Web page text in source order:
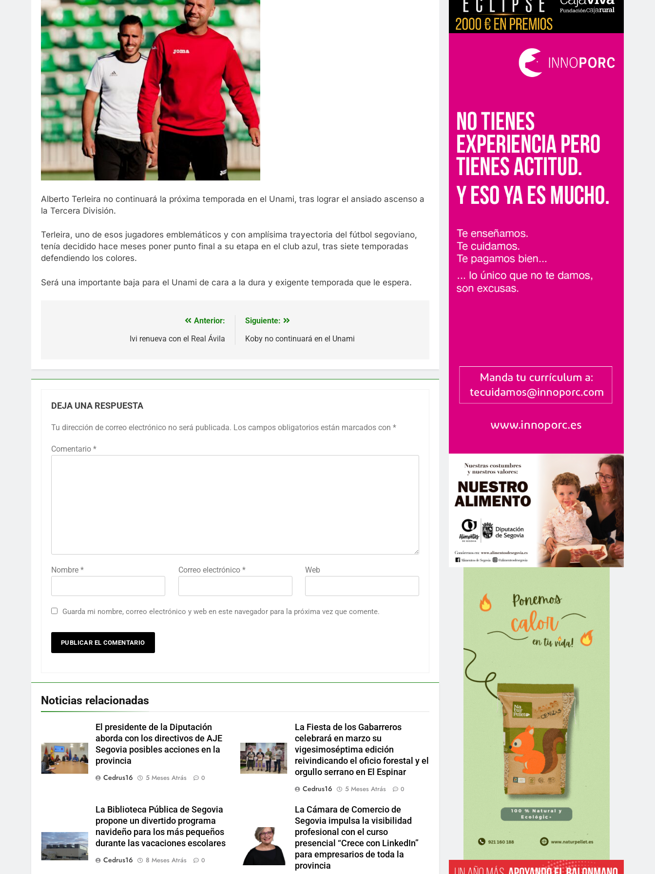
Alberto Terleira no continuará la próxima temporada en el Unami, tras lograr el ansiado ascenso a
la Tercera División.
Terleira, uno de esos jugadores emblemáticos y con amplísima trayectoria del fútbol segoviano,
tenía decidido hace meses poner punto final a su etapa en el club azul, tras siete temporadas
defendiendo los colores.
Será una importante baja para el Unami de cara a la dura y exigente temporada que le espera.
Anterior:
Ivi renueva con el Real Ávila
Siguiente:
Koby no continuará en el Unami
DEJA UNA RESPUESTA
Tu dirección de correo electrónico no será publicada. Los campos obligatorios están marcados con *
Comentario *
Nombre * Correo electrónico * Web
Guarda mi nombre, correo electrónico y web en este navegador para la próxima vez que comente.
Noticias relacionadas
El presidente de la Diputación
aborda con los directivos de AJE
Segovia posibles acciones en la
provincia
Cedrus16
5 Meses Atrás 0
La Fiesta de los Gabarreros
celebrará en marzo su
vigesimoséptima edición
reivindicando el oficio forestal y el
orgullo serrano en El Espinar
Cedrus16
5 Meses Atrás 0
La Biblioteca Pública de Segovia
propone un divertido programa
navideño para los más pequeños
durante las vacaciones escolares
Cedrus16
8 Meses Atrás 0
La Cámara de Comercio de
Segovia impulsa la visibilidad
profesional con el curso
presencial “Crece con LinkedIn”
para empresarios de toda la
provincia